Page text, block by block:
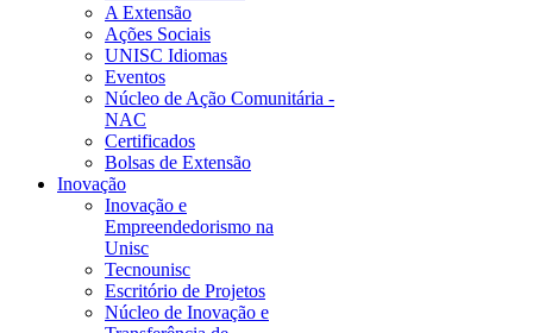
A Extensão
Ações Sociais
UNISC Idiomas
Eventos
Núcleo de Ação Comunitária -
NAC
Certificados
Bolsas de Extensão
Inovação
Inovação e
Empreendedorismo na
Unisc
Tecnounisc
Escritório de Projetos
Núcleo de Inovação e